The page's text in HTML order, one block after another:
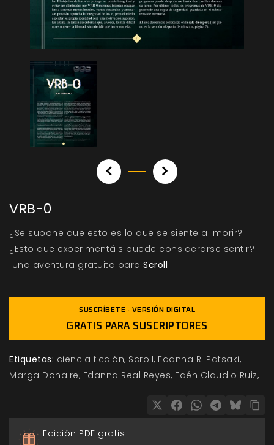
VRB-0
¿Se supone que esto es lo que se siente al morir?
¿Esto que experimentáis puede considerarse sentir?
Una aventura gratuita para Scroll
SUSCRÍBETE · VERSIÓN DIGITAL
GRATIS PARA SUSCRIPTORES
Etiquetas: ciencia ficción Scroll Edanna R. Patsaki
Marga Donaire Edanna Real Reyes Edén Claudio Ruiz
Edición PDF gratis